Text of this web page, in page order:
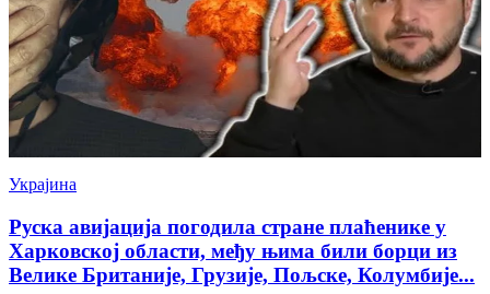
Украјина
Руска авијација погодила стране плаћенике у
Харковској области, међу њима били борци из
Велике Британије, Грузије, Пољске, Колумбије...